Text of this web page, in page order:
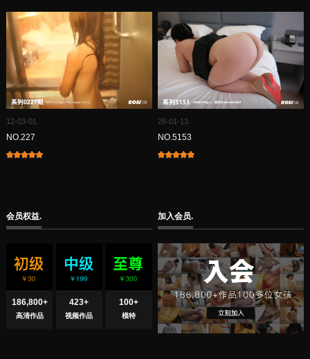
12-03-01
NO.227
26-01-13
NO.5153
会员权益.
186,800+
高清作品
423+
视频作品
100+
模特
加入会员.